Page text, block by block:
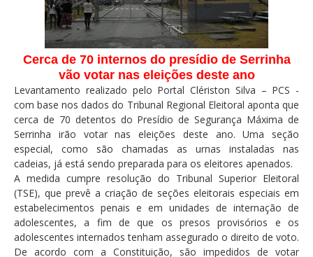
Cerca de 70 internos do presídio de Serrinha
vão votar nas eleições deste ano
Levantamento realizado pelo Portal Clériston Silva – PCS -
com base nos dados do Tribunal Regional Eleitoral aponta que
cerca de 70 detentos do Presídio de Segurança Máxima de
Serrinha irão votar nas eleições deste ano. Uma seção
especial, como são chamadas as urnas instaladas nas
cadeias, já está sendo preparada para os eleitores apenados.
A medida cumpre resolução do Tribunal Superior Eleitoral
(TSE), que prevê a criação de seções eleitorais especiais em
estabelecimentos penais e em unidades de internação de
adolescentes, a fim de que os presos provisórios e os
adolescentes internados tenham assegurado o direito de voto.
De acordo com a Constituição, são impedidos de votar